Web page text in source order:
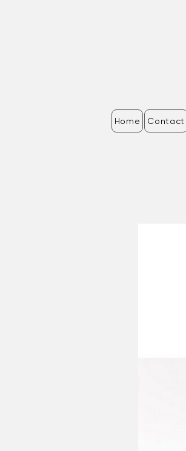
Home Contact